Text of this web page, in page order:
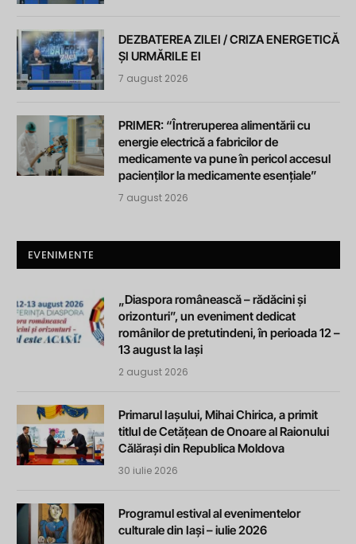
DEZBATEREA ZILEI / CRIZA ENERGETICĂ
ȘI URMĂRILE EI
7 august 2026
PRIMER: “Întreruperea alimentării cu
energie electrică a fabricilor de
medicamente va pune în pericol accesul
pacienților la medicamente esențiale”
7 august 2026
EVENIMENTE
„Diaspora românească – rădăcini și
orizonturi”, un eveniment dedicat
românilor de pretutindeni, în perioada 12 –
13 august la Iași
2 august 2026
Primarul Iașului, Mihai Chirica, a primit
titlul de Cetățean de Onoare al Raionului
Călărași din Republica Moldova
30 iulie 2026
Programul estival al evenimentelor
culturale din Iași – iulie 2026